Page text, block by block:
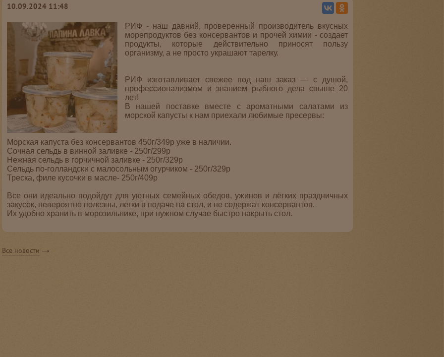
10.09.2024 11:48
РИФ - наш давний, проверенный производитель вкусных
морепродуктов без консервантов и прочей химии - создает
продукты, которые действительно приносят пользу
организму, а не просто украшают тарелку.
РИФ изготавливает свежее под наш заказ — с душой,
профессионализмом и знанием рыбного дела свыше 20
лет!
В нашей поставке вместе с ароматными салатами из
морской капусты к нам приехали любимые пресервы:
Морская капуста без консервантов 450г/349р уже в наличии.
Сочная сельдь в винной заливке - 250г/299р
Нежная сельдь в горчичной заливке - 250г/329р
Сельдь по-голландски с малосольным огурчиком - 250г/329р
Треска, филе кусочки в масле- 250г/409р
Все они идеально подойдут для уютных семейных обедов, ужинов и лёгких праздничных
закусок, невероятно полезны, легки в подаче на стол, и не содержат консервантов.
Их удобно хранить в морозильнике, при нужном случае быстро накрыть стол.
Все новости